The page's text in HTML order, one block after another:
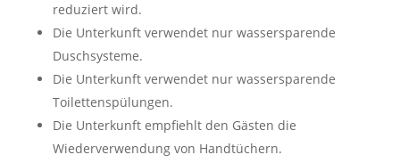
reduziert wird.
Die Unterkunft verwendet nur wassersparende
Duschsysteme.
Die Unterkunft verwendet nur wassersparende
Toilettenspülungen.
Die Unterkunft empfiehlt den Gästen die
Wiederverwendung von Handtüchern.